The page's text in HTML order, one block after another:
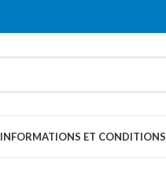
INFORMATIONS ET CONDITIONS